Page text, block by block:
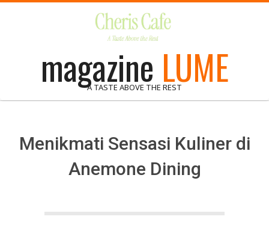
magazine LUME
A TASTE ABOVE THE REST
Menikmati Sensasi Kuliner di
Anemone Dining